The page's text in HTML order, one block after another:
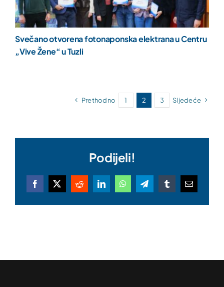
Svečano otvorena fotonaponska elektrana u Centru
„Vive Žene“ u Tuzli
Prethodno 1 2 3 Sljedeće
Podijeli!
Facebook
X RedditLinkedInWhatsAppTelegramTumblrEmail